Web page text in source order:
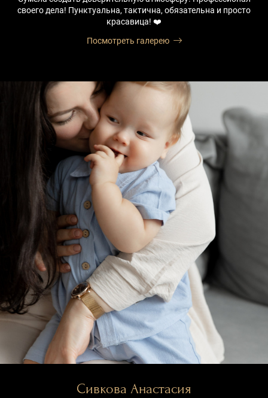
своего дела! Пунктуальна, тактична, обязательна и просто
красавица! ❤️
Посмотреть галерею
Сивкова Анастасия